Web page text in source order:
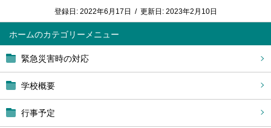
ホーム
緊急災害時の対応
学校概要
行事予定
登録日: 2022年6月17日 / 更新日: 2023年2月10日